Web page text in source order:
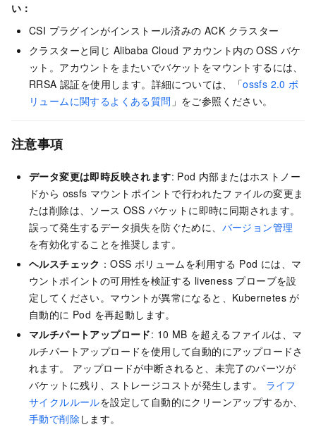
い：
CSI プラグインがインストール済みの ACK クラスター
クラスターと同じ Alibaba Cloud アカウント内の OSS バケ
ット。アカウントをまたいでバケットをマウントするには、
RRSA 認証を使用します。詳細については、「ossfs 2.0 ボ
リュームに関するよくある質問 」をご参照ください。
注意事項
データ変更は即時反映されます: Pod 内部またはホストノー
ドから ossfs マウントポイントで行われたファイルの変更ま
たは削除は、ソース OSS バケットに即時に同期されます。
誤って発生するデータ損失を防ぐために、 バージョン管理
を有効化することを推奨します。
ヘルスチェック ：OSS ボリュームを利用する Pod には、マ
ウントポイントの可用性を検証する liveness プローブを設
定してください。マウントが異常になると、Kubernetes が
自動的に Pod を再起動します。
マルチパートアップロード: 10 MB を超えるファイルは、マ
ルチパートアップロードを使用して自動的にアップロードさ
れます。 アップロードが中断されると、未完了のパーツが
バケットに残り、ストレージコストが発生します。 ライフ
サイクルルールを設定して自動的にクリーンアップするか、
手動で削除 します。